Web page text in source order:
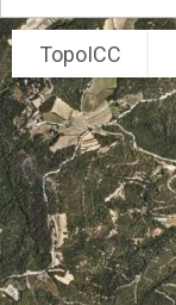
TopoICC